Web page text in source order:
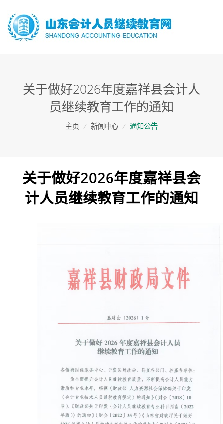
关于做好2026年度嘉祥县会计人
员继续教育工作的通知
主页 / 新闻中心 / 通知公告
关于做好2026年度嘉祥县会
计人员继续教育工作的通知